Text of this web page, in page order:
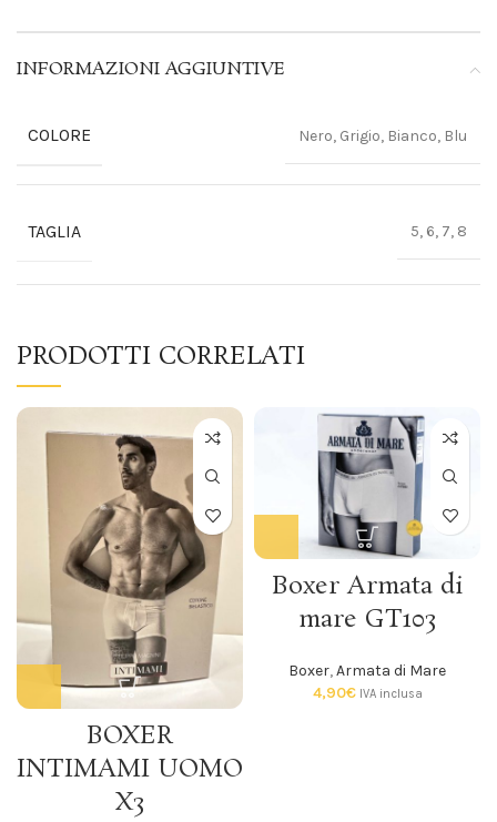
INFORMAZIONI AGGIUNTIVE
COLORE Nero, Grigio, Bianco, Blu
TAGLIA 5, 6, 7, 8
PRODOTTI CORRELATI
BOXER
INTIMAMI UOMO
X3
Boxer Armata di
mare GT103
Boxer,Armata di Mare
4,90€ IVA inclusa